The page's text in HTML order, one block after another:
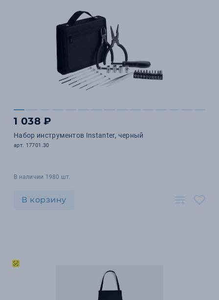
1 038 ₽
Набор инструментов Instanter, черный
арт. 17701.30
В наличии 1980 шт.
В корзину